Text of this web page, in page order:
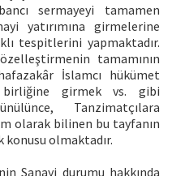
sermayeyi tamamen
yatırımına girmelerine
tespitlerini yapmaktadır.
tamamının
İslamcı hükümet
birliğine girmek vs. gibi
Tanzimatçılara
olarak bilinen bu tayfanın
konusu olmaktadır.
Sanayi durumu hakkında